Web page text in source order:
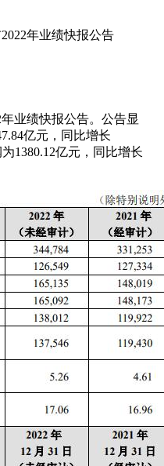
年业绩快报公告
年业绩快报公告。公告显
亿元，同比增长
1380.12亿元，同比增长